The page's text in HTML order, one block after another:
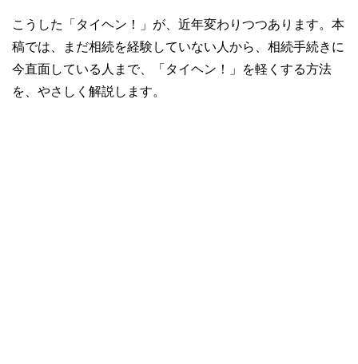
こうした「タイヘン！」が、近年変わりつつあります。本
稿では、まだ相続を経験していない人から、相続手続きに
今直面している人まで、「タイヘン！」を軽くする方法
を、やさしく解説します。